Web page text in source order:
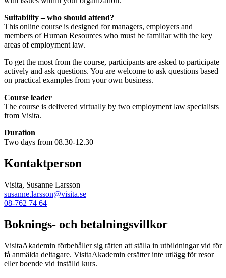
Suitability – who should attend?
This online course is designed for managers, employers and
members of Human Resources who must be familiar with the key
areas of employment law.
To get the most from the course, participants are asked to participate
actively and ask questions. You are welcome to ask questions based
on practical examples from your own business.
Course leader
The course is delivered virtually by two employment law specialists
from Visita.
Duration
Two days from 08.30-12.30
Kontaktperson
Visita, Susanne Larsson
susanne.larsson@visita.se
08-762 74 64
Boknings- och betalningsvillkor
VisitaAkademin förbehåller sig rätten att ställa in utbildningar vid för
få anmälda deltagare. VisitaAkademin ersätter inte utlägg för resor
eller boende vid inställd kurs.